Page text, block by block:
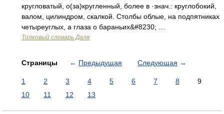
кругловатый, о(за)кругленный, более в ·знач.: круглобокий,
валом, цилиндром, скалкой. Столбы облые, на подпятниках
четыреуглых, а глаза о бараньих&#8230; …
Толковый словарь Даля
Страницы ← Предыдущая Следующая →
1 2 3 4 5 6 7 8
9
10
11 12 13